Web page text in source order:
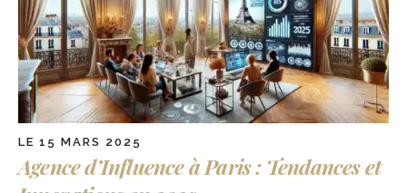
LE 15 MARS 2025
Agence d’Influence à Paris : Tendances et